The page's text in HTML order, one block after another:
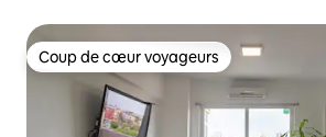
Coup de cœur voyageurs
Coup de cœur voyageurs